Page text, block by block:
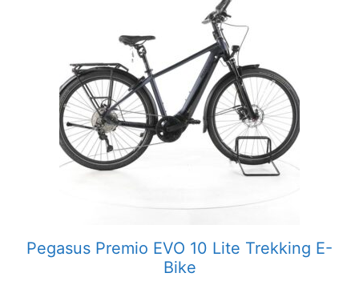
Pegasus Premio EVO 10 Lite Trekking E-
Bike